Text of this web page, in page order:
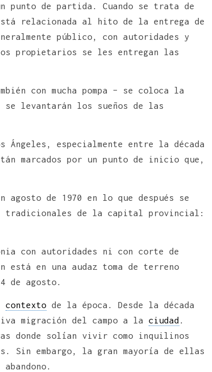
punto de partida. Cuando se trata de
relacionada al hito de la entrega de
público, con autoridades y
propietarios se les entregan las
con mucha pompa – se coloca la
levantarán los sueños de las
Ángeles, especialmente entre la década
marcados por un punto de inicio que,
de 1970 en lo que después se
tradicionales de la capital provincial:
con autoridades ni con corte de
en una audaz toma de terreno
de agosto.
contexto de la época. Desde la década
migración del campo a la ciudad .
donde solían vivir como inquilinos
Sin embargo, la gran mayoría de ellas